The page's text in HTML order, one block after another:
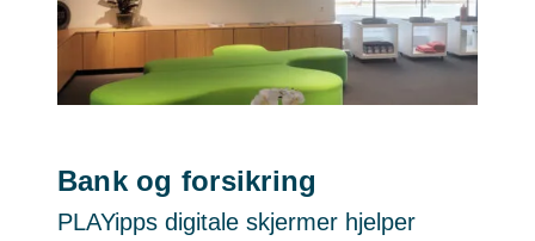
Bank og forsikring
PLAYipps digitale skjermer hjelper